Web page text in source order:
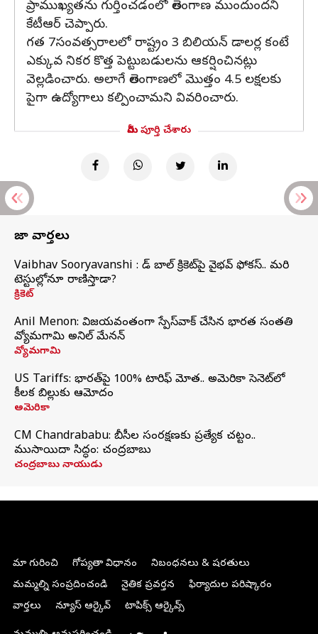
ప్రాముఖ్యతను గుర్తించడంలో తెలంగాణ ముందుందని
కేటీఆర్ చెప్పారు.
గత 7సంవత్సరాలలో రాష్ట్రం 3 బిలియన్ డాలర్ల కంటే
ఎక్కువ నికర కొత్త పెట్టుబడులను ఆకర్షించినట్లు
వెల్లడించారు. అలాగే తెలంగాణలో మొత్తం 4.5 లక్షలకు
పైగా ఉద్యోగాలు కల్పించామని వివరించారు.
మీరు పూర్తి చేశారు
తాజా వార్తలు
Vaibhav Sooryavanshi : రెడ్ బాల్ క్రికెట్‌పై వైభవ్ ఫోకస్.. మరి
టెస్టుల్లోనూ రాణిస్తాడా?
క్రికెట్
Anil Menon: విజయవంతంగా స్పేస్‌వాక్‌ చేసిన భారత సంతతి
వ్యోమగామి అనిల్‌ మేనన్
వ్యోమగామి
US Tariffs: భారత్‌పై 100% టారిఫ్‌ మోత.. అమెరికా సెనెట్‌లో
కీలక బిల్లుకు ఆమోదం
అమెరికా
CM Chandrababu: బీసీల సంరక్షణకు ప్రత్యేక చట్టం..
ముసాయిదా సిద్ధం: చంద్రబాబు
చంద్రబాబు నాయుడు
మా గురించి గోప్యతా విధానం
నిబంధనలు & షరతులు
మమ్మల్ని సంప్రదించండి
నైతిక ప్రవర్తన
ఫిర్యాదుల పరిష్కారం
వార్తలు
న్యూస్ ఆర్కైవ్ టాపిక్స్ ఆర్కైవ్స్